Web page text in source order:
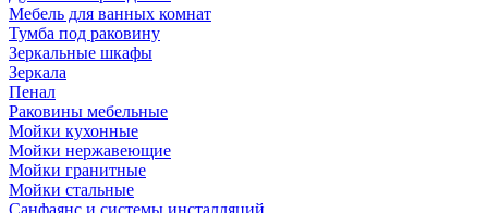
Мебель для ванных комнат
Тумба под раковину
Зеркальные шкафы
Зеркала
Пенал
Раковины мебельные
Мойки кухонные
Мойки нержавеющие
Мойки гранитные
Мойки стальные
Санфаянс и системы инсталляций